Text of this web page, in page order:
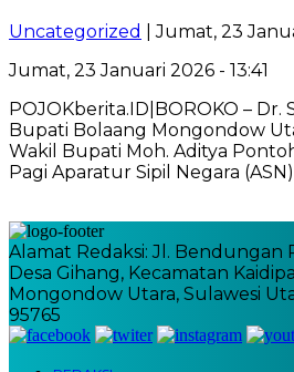
Uncategorized
| Jumat, 23
Jumat, 23 Januari 2026 - 13:41
POJOKberita.ID|BOROKO – Dr.
Bupati Bolaang Mongondow
Wakil Bupati Moh. Aditya
Pagi Aparatur Sipil Negara
Alamat Redaksi: Jl. Bendungan
Desa Gihang, Kecamatan
Mongondow Utara, Sulawesi
95765